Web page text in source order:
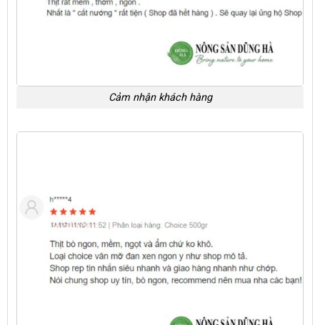
Cảm nhận khách hàng